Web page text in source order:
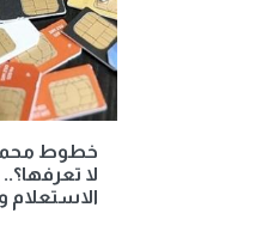
خطوط
لا
الاستعلام